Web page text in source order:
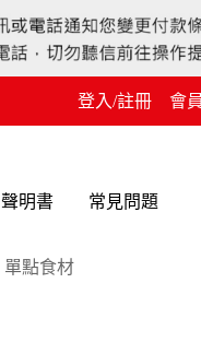
登入/註冊 會
聲明書 常見問題
單點食材